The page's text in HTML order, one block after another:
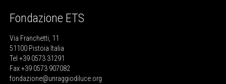
Fondazione ETS
Via Franchetti, 11
51100 Pistoia Italia
Tel +39 0573 31291
Fax +39 0573 907082
fondazione@unraggiodiluce.org